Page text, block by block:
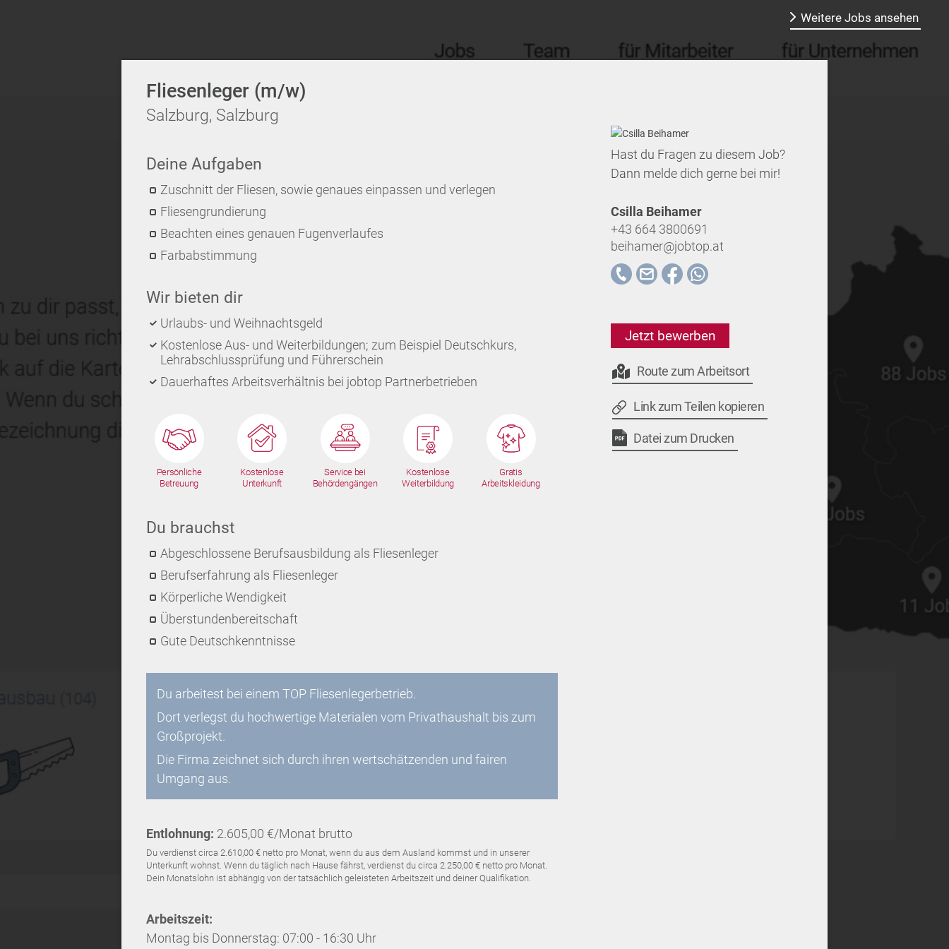
Weitere Jobs ansehen
Fliesenleger (m/w)
Salzburg, Salzburg
Deine Aufgaben
Zuschnitt der Fliesen, sowie genaues einpassen und verlegen
Fliesengrundierung
Beachten eines genauen Fugenverlaufes
Farbabstimmung
Wir bieten dir
Urlaubs- und Weihnachtsgeld
Kostenlose Aus- und Weiterbildungen; zum Beispiel Deutschkurs,
Lehrabschlussprüfung und Führerschein
Dauerhaftes Arbeitsverhältnis bei jobtop Partnerbetrieben
Persönliche
Betreuung
Kostenlose
Unterkunft
Service bei
Behördengängen
Kostenlose
Weiterbildung
Gratis
Arbeitskleidung
Du brauchst
Abgeschlossene Berufsausbildung als Fliesenleger
Berufserfahrung als Fliesenleger
Körperliche Wendigkeit
Überstundenbereitschaft
Gute Deutschkenntnisse
Du arbeitest bei einem TOP Fliesenlegerbetrieb.
Dort verlegst du hochwertige Materialen vom Privathaushalt bis zum
Großprojekt.
Die Firma zeichnet sich durch ihren wertschätzenden und fairen
Umgang aus.
Entlohnung: 2.605,00 €/Monat brutto
Du verdienst circa 2.610,00 € netto pro Monat, wenn du aus dem Ausland kommst und in unserer
Unterkunft wohnst. Wenn du täglich nach Hause fährst, verdienst du circa 2.250,00 € netto pro Monat.
Dein Monatslohn ist abhängig von der tatsächlich geleisteten Arbeitszeit und deiner Qualifikation.
Arbeitszeit:
Montag bis Donnerstag: 07:00 - 16:30 Uhr
Hast du Fragen zu diesem Job?
Dann melde dich gerne bei mir!
Csilla Beihamer
+43 664 3800691
beihamer@jobtop.at
Jetzt bewerben
Route zum Arbeitsort
Link zum Teilen kopieren
Datei zum Drucken